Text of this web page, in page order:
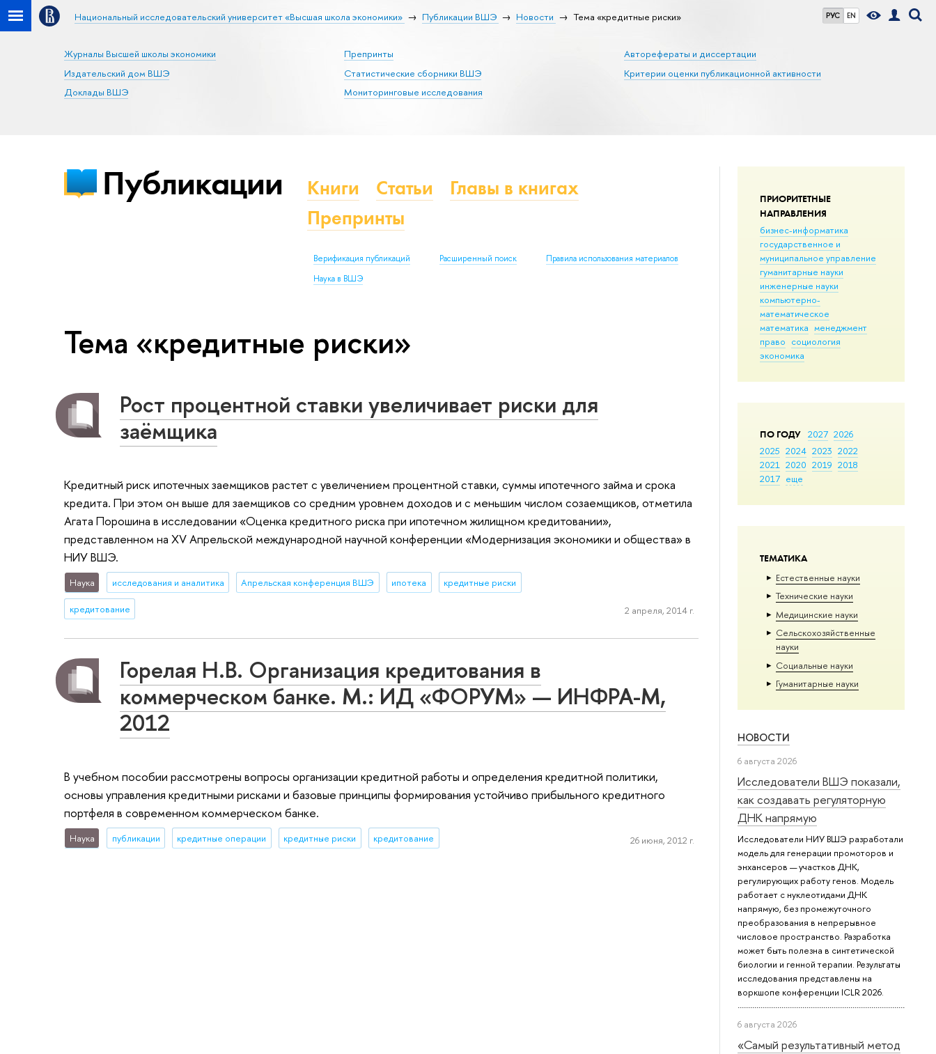
РУС EN
Национальный исследовательский университет «Высшая школа экономики» Публикации ВШЭ Новости Тема «кредитные риски»
Журналы Высшей школы экономики
Издательский дом ВШЭ
Доклады ВШЭ
Препринты
Статистические сборники ВШЭ
Мониторинговые исследования
Авторефераты и диссертации
Критерии оценки публикационной активности
ПРИОРИТЕТНЫЕ
НАПРАВЛЕНИЯ
бизнес-информатика
государственное и
муниципальное управление
гуманитарные науки
инженерные науки
компьютерно-
математическое
математика менеджмент
право социология
экономика
ПО ГОДУ 2027 2026
2025 2024 2023 2022
2021 2020 2019 2018
2017 еще
ТЕМАТИКА
Естественные науки
Тех­ничес­кие науки
Медицинские науки
Сельскохозяйственные
науки
Социальные науки
Гуманитарные науки
НОВОСТИ
6 августа 2026
Исследователи ВШЭ показали,
как создавать регуляторную
ДНК напрямую
Исследователи НИУ ВШЭ разработали
модель для генерации промоторов и
энхансеров — участков ДНК,
регулирующих работу генов. Модель
работает с нуклеотидами ДНК
напрямую, без промежуточного
преобразования в непрерывное
числовое пространство. Разработка
может быть полезна в синтетической
биологии и генной терапии. Результаты
исследования представлены на
воркшопе конференции ICLR 2026.
6 августа 2026
«Самый результативный метод
Публикации Книги Статьи
Главы в книгах
Препринты
Верификация публикаций Расширенный поиск
Правила использования материалов
Наука в ВШЭ
Тема «кредитные риски»
Рост процентной ставки увеличивает риски для
заёмщика
Кредитный риск ипотечных заемщиков растет с увеличением процентной ставки, суммы ипотечного займа и срока
кредита. При этом он выше для заемщиков со средним уровнем доходов и с меньшим числом созаемщиков, отметила
Агата Порошина в исследовании «Оценка кредитного риска при ипотечном жилищном кредитовании»,
представленном на XV Апрельской международной научной конференции «Модернизация экономики и общества» в
НИУ ВШЭ.
Наука исследования и аналитика Апрельская конференция ВШЭ ипотека кредитные риски
кредитование 2 апреля, 2014 г.
Горелая Н.В. Организация кредитования в
коммерческом банке. М.: ИД «ФОРУМ» — ИНФРА-М,
2012
В учебном пособии рассмотрены вопросы организации кредитной работы и определения кредитной политики,
основы управления кредитными рисками и базовые принципы формирования устойчиво прибыльного кредитного
портфеля в современном коммерческом банке.
Наука публикации кредитные операции кредитные риски кредитование 26 июня, 2012 г.